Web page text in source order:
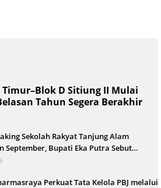
D Sitiung II Mulai
Tahun Segera Berakhir
Sekolah Rakyat Tanjung Alam
September, Bupati Eka Putra Sebut
Perkuat Tata Kelola PBJ melalui